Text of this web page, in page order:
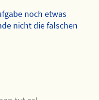
noch etwas
nicht die falschen